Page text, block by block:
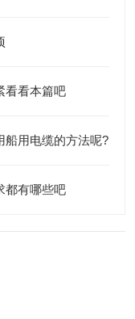
看看本篇吧
船用电缆的方法呢?
都有哪些吧